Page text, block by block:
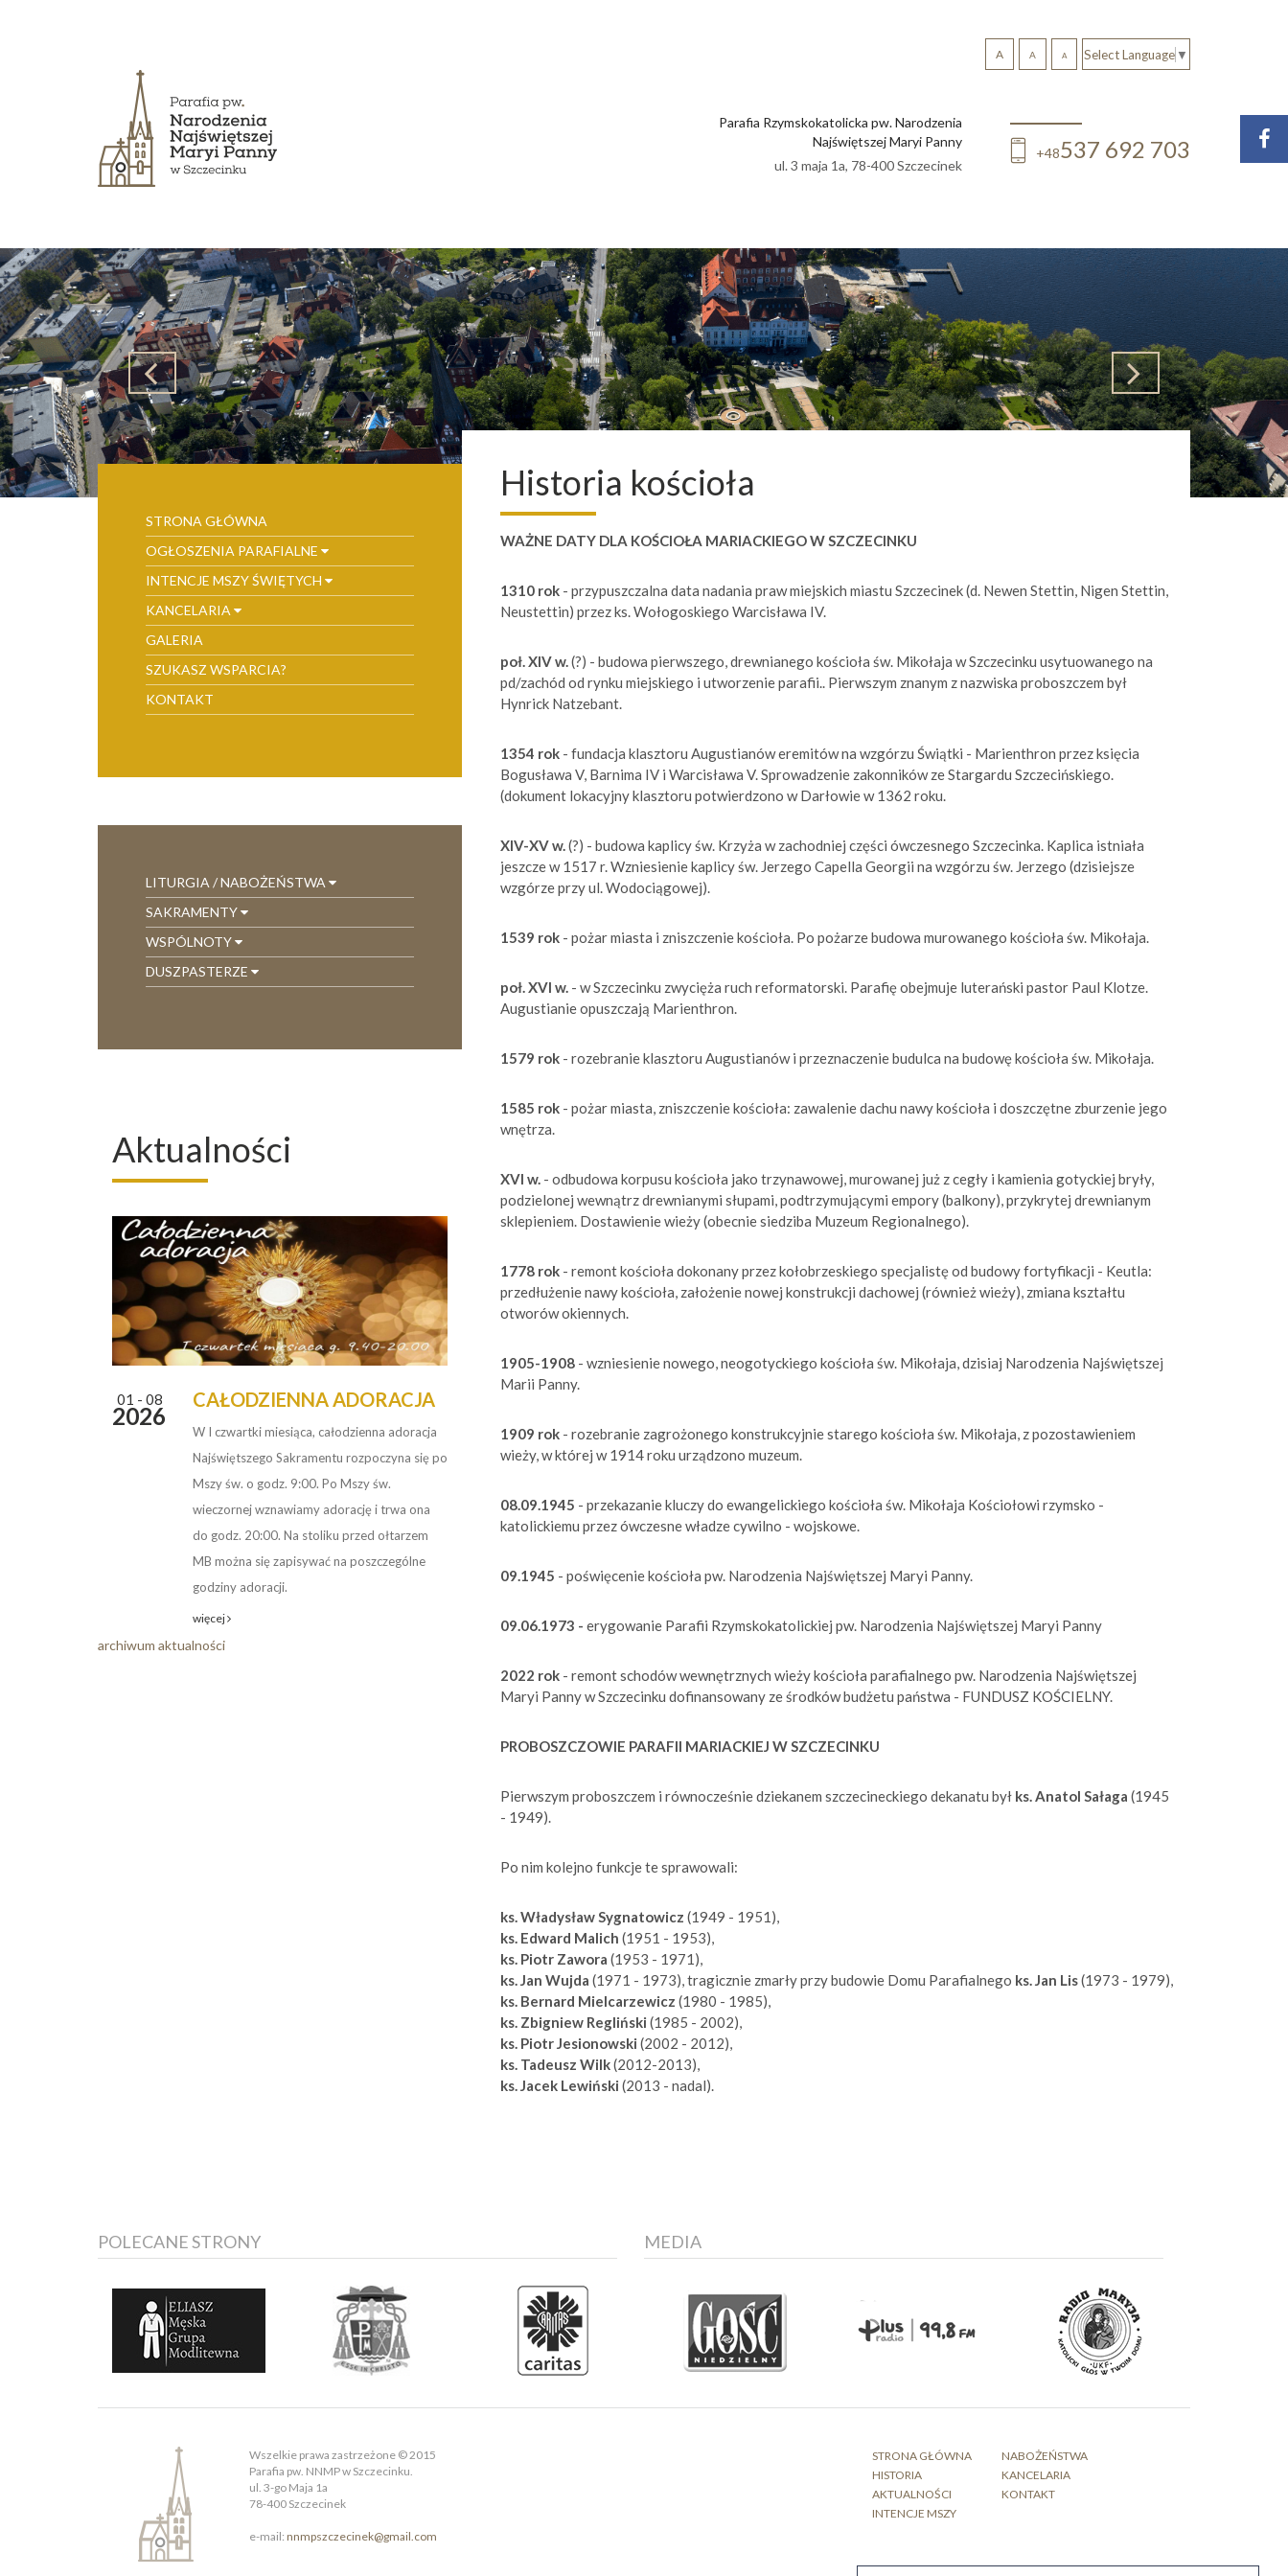
Select Language ▼
A
A
A
Parafia Rzymskokatolicka pw. Narodzenia
Najświętszej Maryi Panny
ul. 3 maja 1a, 78-400 Szczecinek
+48537 692 703
STRONA GŁÓWNA
OGŁOSZENIA PARAFIALNE
INTENCJE MSZY ŚWIĘTYCH
KANCELARIA
GALERIA
SZUKASZ WSPARCIA?
KONTAKT
LITURGIA / NABOŻEŃSTWA
SAKRAMENTY
WSPÓLNOTY
DUSZPASTERZE
Aktualności
01 - 08
2026
CAŁODZIENNA ADORACJA
W I czwartki miesiąca, całodzienna adoracja
Najświętszego Sakramentu rozpoczyna się po
Mszy św. o godz. 9:00. Po Mszy św.
wieczornej wznawiamy adorację i trwa ona
do godz. 20:00. Na stoliku przed ołtarzem
MB można się zapisywać na poszczególne
godziny adoracji.
więcej
archiwum aktualności
Historia kościoła
WAŻNE DATY DLA KOŚCIOŁA MARIACKIEGO W SZCZECINKU
1310 rok - przypuszczalna data nadania praw miejskich miastu Szczecinek (d. Newen Stettin, Nigen Stettin,
Neustettin) przez ks. Wołogoskiego Warcisława IV.
poł. XIV w.(?) - budowa pierwszego, drewnianego kościoła św. Mikołaja w Szczecinku usytuowanego na
pd/zachód od rynku miejskiego i utworzenie parafii.. Pierwszym znanym z nazwiska proboszczem był
Hynrick Natzebant.
1354 rok - fundacja klasztoru Augustianów eremitów na wzgórzu Świątki - Marienthron przez księcia
Bogusława V, Barnima IV i Warcisława V. Sprowadzenie zakonników ze Stargardu Szczecińskiego.
(dokument lokacyjny klasztoru potwierdzono w Darłowie w 1362 roku.
XIV-XV w.(?) - budowa kaplicy św. Krzyża w zachodniej części ówczesnego Szczecinka. Kaplica istniała
jeszcze w 1517 r. Wzniesienie kaplicy św. Jerzego Capella Georgii na wzgórzu św. Jerzego (dzisiejsze
wzgórze przy ul. Wodociągowej).
1539 rok - pożar miasta i zniszczenie kościoła. Po pożarze budowa murowanego kościoła św. Mikołaja.
poł. XVI w. - w Szczecinku zwycięża ruch reformatorski. Parafię obejmuje luterański pastor Paul Klotze.
Augustianie opuszczają Marienthron.
1579 rok - rozebranie klasztoru Augustianów i przeznaczenie budulca na budowę kościoła św. Mikołaja.
1585 rok - pożar miasta, zniszczenie kościoła: zawalenie dachu nawy kościoła i doszczętne zburzenie jego
wnętrza.
XVI w. - odbudowa korpusu kościoła jako trzynawowej, murowanej już z cegły i kamienia gotyckiej bryły,
podzielonej wewnątrz drewnianymi słupami, podtrzymującymi empory (balkony), przykrytej drewnianym
sklepieniem. Dostawienie wieży (obecnie siedziba Muzeum Regionalnego).
1778 rok - remont kościoła dokonany przez kołobrzeskiego specjalistę od budowy fortyfikacji - Keutla:
przedłużenie nawy kościoła, założenie nowej konstrukcji dachowej (również wieży), zmiana kształtu
otworów okiennych.
1905-1908 - wzniesienie nowego, neogotyckiego kościoła św. Mikołaja, dzisiaj Narodzenia Najświętszej
Marii Panny.
1909 rok - rozebranie zagrożonego konstrukcyjnie starego kościoła św. Mikołaja, z pozostawieniem
wieży, w której w 1914 roku urządzono muzeum.
08.09.1945 - przekazanie kluczy do ewangelickiego kościoła św. Mikołaja Kościołowi rzymsko -
katolickiemu przez ówczesne władze cywilno - wojskowe.
09.1945 - poświęcenie kościoła pw. Narodzenia Najświętszej Maryi Panny.
09.06.1973 - erygowanie Parafii Rzymskokatolickiej pw. Narodzenia Najświętszej Maryi Panny
2022 rok - remont schodów wewnętrznych wieży kościoła parafialnego pw. Narodzenia Najświętszej
Maryi Panny w Szczecinku dofinansowany ze środków budżetu państwa - FUNDUSZ KOŚCIELNY.
PROBOSZCZOWIE PARAFII MARIACKIEJ W SZCZECINKU
Pierwszym proboszczem i równocześnie dziekanem szczecineckiego dekanatu był ks. Anatol Sałaga (1945
- 1949).
Po nim kolejno funkcje te sprawowali:
ks. Władysław Sygnatowicz (1949 - 1951),
ks. Edward Malich (1951 - 1953),
ks. Piotr Zawora (1953 - 1971),
ks. Jan Wujda (1971 - 1973), tragicznie zmarły przy budowie Domu Parafialnego ks. Jan Lis(1973 - 1979),
ks. Bernard Mielcarzewicz (1980 - 1985),
ks. Zbigniew Regliński (1985 - 2002),
ks. Piotr Jesionowski (2002 - 2012),
ks. Tadeusz Wilk(2012-2013),
ks. Jacek Lewiński (2013 - nadal).
POLECANE STRONY MEDIA
Wszelkie prawa zastrzeżone © 2015
Parafia pw. NNMP w Szczecinku.
ul. 3-go Maja 1a
78-400 Szczecinek
e-mail: nnmpszczecinek@gmail.com
STRONA GŁÓWNA
NABOŻEŃSTWA
HISTORIA
KANCELARIA
AKTUALNOŚCI
KONTAKT
INTENCJE MSZY